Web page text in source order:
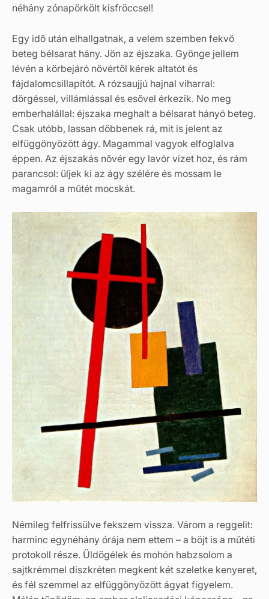
néhány zónapörkölt kisfröccsel!
Egy idő után elhallgatnak, a velem szemben fekvő
beteg bélsarat hány. Jön az éjszaka. Gyönge jellem
lévén a körbejáró nővértől kérek altatót és
fájdalomcsillapítót. A rózsaujjú hajnal viharral:
dörgéssel, villámlással és esővel érkezik. No meg
emberhalállal: éjszaka meghalt a bélsarat hányó beteg.
Csak utóbb, lassan döbbenek rá, mit is jelent az
elfüggönyözött ágy. Magammal vagyok elfoglalva
éppen. Az éjszakás nővér egy lavór vizet hoz, és rám
parancsol: üljek ki az ágy szélére és mossam le
magamról a műtét mocskát.
Némileg felfrissülve fekszem vissza. Várom a reggelit:
harminc egynéhány órája nem ettem – a böjt is a műtéti
protokoll része. Üldögélek és mohón habzsolom a
sajtkrémmel diszkréten megkent két szeletke kenyeret,
és fél szemmel az elfüggönyözött ágyat figyelem.